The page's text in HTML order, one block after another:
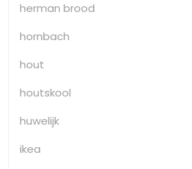
herman brood
hornbach
hout
houtskool
huwelijk
ikea